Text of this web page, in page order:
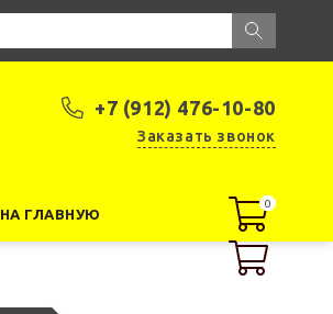
+7 (912) 476-10-80
Заказать звонок
НА ГЛАВНУЮ
0
0